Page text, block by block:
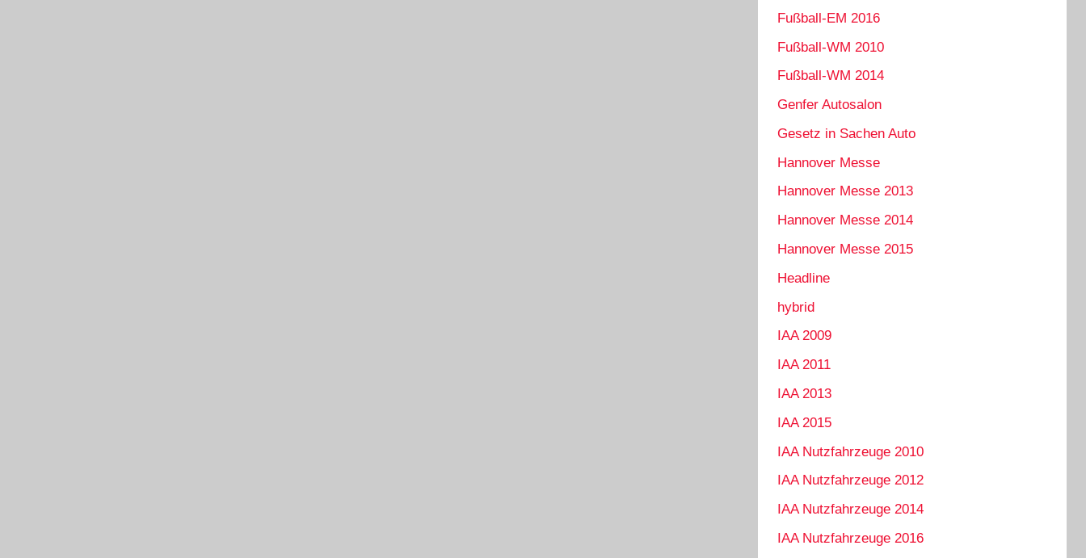
Fußball-EM 2016
Fußball-WM 2010
Fußball-WM 2014
Genfer Autosalon
Gesetz in Sachen Auto
Hannover Messe
Hannover Messe 2013
Hannover Messe 2014
Hannover Messe 2015
Headline
hybrid
IAA 2009
IAA 2011
IAA 2013
IAA 2015
IAA Nutzfahrzeuge 2010
IAA Nutzfahrzeuge 2012
IAA Nutzfahrzeuge 2014
IAA Nutzfahrzeuge 2016